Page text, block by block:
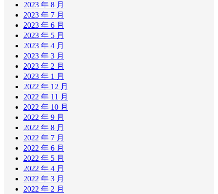
2023 年 8 月
2023 年 7 月
2023 年 6 月
2023 年 5 月
2023 年 4 月
2023 年 3 月
2023 年 2 月
2023 年 1 月
2022 年 12 月
2022 年 11 月
2022 年 10 月
2022 年 9 月
2022 年 8 月
2022 年 7 月
2022 年 6 月
2022 年 5 月
2022 年 4 月
2022 年 3 月
2022 年 2 月